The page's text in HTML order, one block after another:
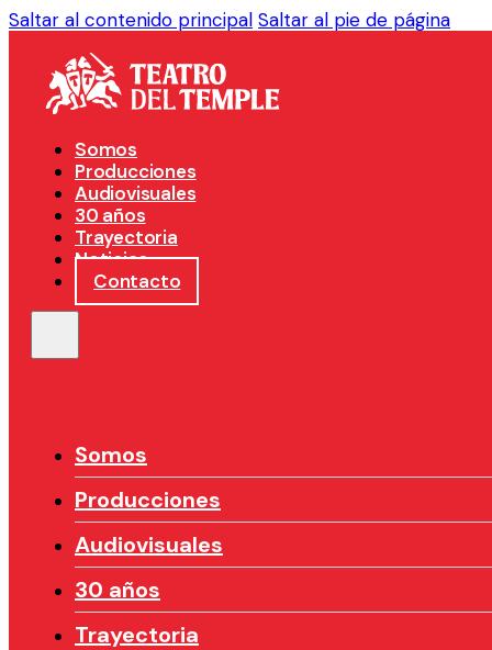
Saltar al contenido principal Saltar al pie de página
Somos
Producciones
Audiovisuales
30 años
Trayectoria
Noticias
Contacto
Somos
Producciones
Audiovisuales
30 años
Trayectoria